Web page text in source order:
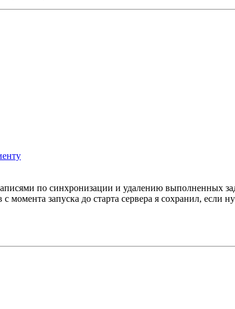
по синхронизации и удалению выполненных
момента запуска до старта сервера я сохранил,